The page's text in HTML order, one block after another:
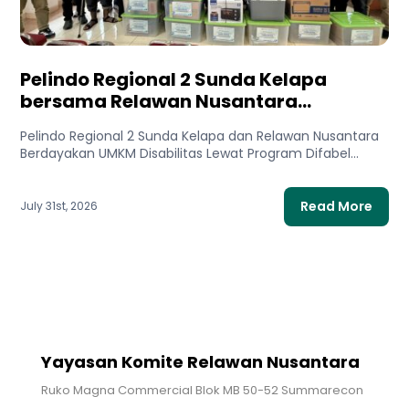
Pelindo Regional 2 Sunda Kelapa
bersama Relawan Nusantara
Tanpa Batas untuk Mendukung UMKM
Disabilitas
Pelindo Regional 2 Sunda Kelapa dan Relawan Nusantara
Berdayakan UMKM Disabilitas Lewat Program Difabel
July 31st, 2026 Read More
Yayasan Komite Relawan Nusantara
Ruko Magna Commercial Blok MB 50-52 Summarecon